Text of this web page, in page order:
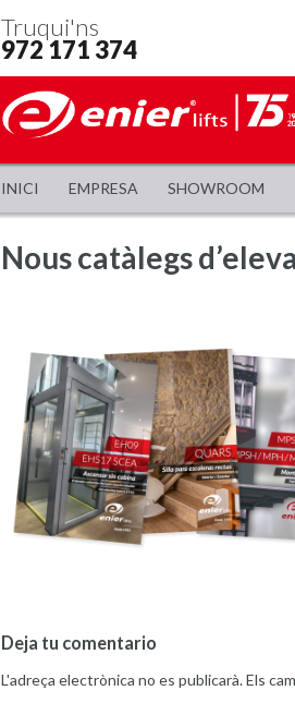
Truqui'ns
972 171 374
INICI EMPRESA SHOWROOM
Nous catàlegs
Deja tu comentario
L'adreça electrònica no es publicarà.Els